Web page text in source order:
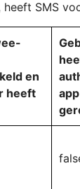
SMS
en
heeft
app